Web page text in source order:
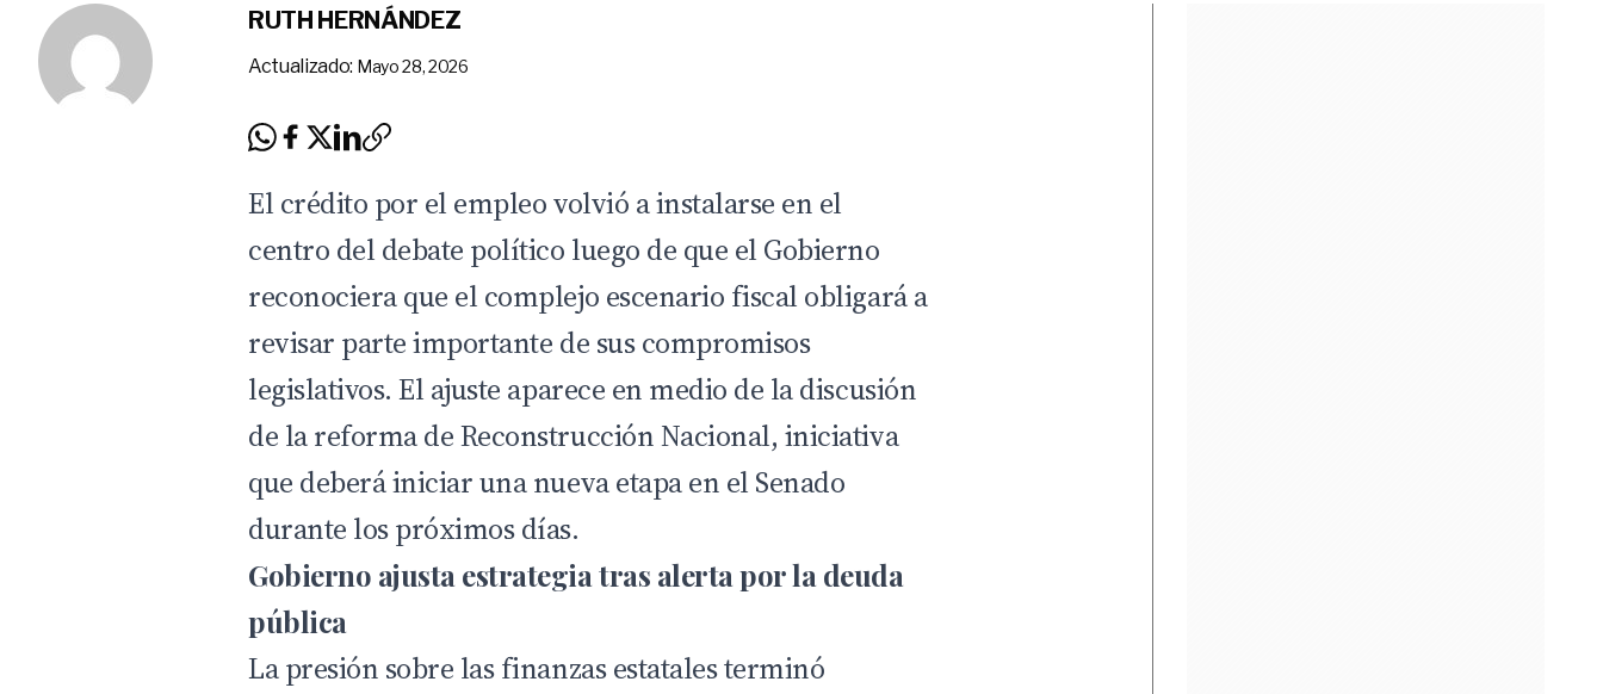
RUTH HERNÁNDEZ
Actualizado: Mayo 28, 2026
El crédito por el empleo volvió a instalarse en el
centro del debate político luego de que el Gobierno
reconociera que el complejo escenario fiscal obligará a
revisar parte importante de sus compromisos
legislativos. El ajuste aparece en medio de la discusión
de la reforma de Reconstrucción Nacional, iniciativa
que deberá iniciar una nueva etapa en el Senado
durante los próximos días.
Gobierno ajusta estrategia tras alerta por la deuda
pública
La presión sobre las finanzas estatales terminó